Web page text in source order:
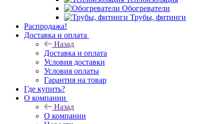
Обогреватели
Трубы, фитинги
Распродажа!
Доставка и оплата
Назад
Доставка и оплата
Условия доставки
Условия оплаты
Гарантия на товар
Где купить?
О компании
Назад
О компании